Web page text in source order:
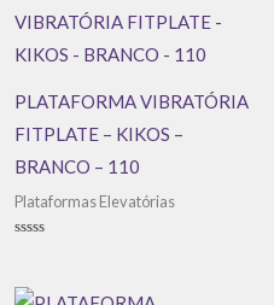
PLATAFORMA VIBRATÓRIA
FITPLATE – KIKOS –
BRANCO – 110
Plataformas Elevatórias
5